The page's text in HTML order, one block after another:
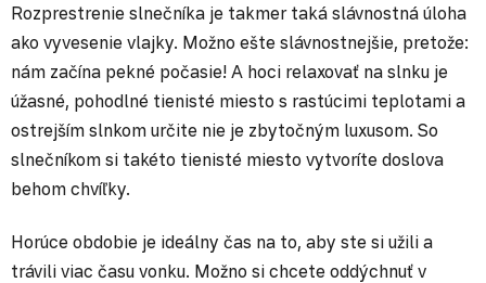
Rozprestrenie slnečníka je takmer taká slávnostná úloha
ako vyvesenie vlajky. Možno ešte slávnostnejšie, pretože:
nám začína pekné počasie! A hoci relaxovať na slnku je
úžasné, pohodlné tienisté miesto s rastúcimi teplotami a
ostrejším slnkom určite nie je zbytočným luxusom. So
slnečníkom si takéto tienisté miesto vytvoríte doslova
behom chvíľky.
Horúce obdobie je ideálny čas na to, aby ste si užili a
trávili viac času vonku. Možno si chcete oddýchnuť v